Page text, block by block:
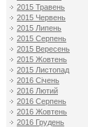
2015 Травень
2015 Червень
2015 Липень
2015 Серпень
2015 Вересень
2015 Жовтень
2015 Листопад
2016 Січень
2016 Лютий
2016 Серпень
2016 Жовтень
2016 Грудень